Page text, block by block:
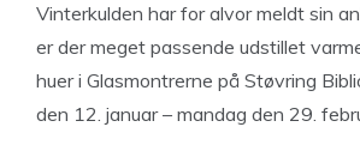
Vinterkulden har for alvor meldt sin
er der meget passende udstillet
huer i Glasmontrerne på Støvring
den 12. januar – mandag den 29.